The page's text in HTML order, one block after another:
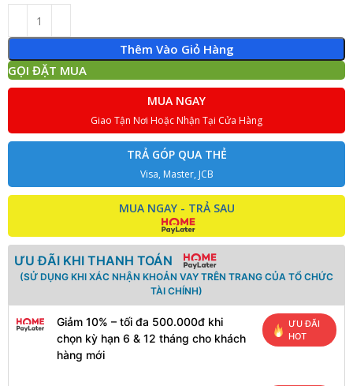
Thêm Vào Giỏ Hàng
GỌI ĐẶT MUA
MUA NGAY
Giao Tận Nơi Hoặc Nhận Tại Cửa Hàng
TRẢ GÓP QUA THẺ
Visa, Master, JCB
MUA NGAY - TRẢ SAU
ƯU ĐÃI KHI THANH TOÁN
(SỬ DỤNG KHI XÁC NHẬN KHOẢN VAY TRÊN TRANG CỦA TỔ CHỨC
TÀI CHÍNH)
Giảm 10% – tối đa 500.000đ khi
chọn kỳ hạn 6 & 12 tháng cho khách
hàng mới
ƯU ĐÃI
HOT